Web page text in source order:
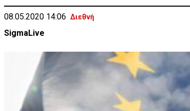
08.05.2020 14:06 Διεθνή
SigmaLive